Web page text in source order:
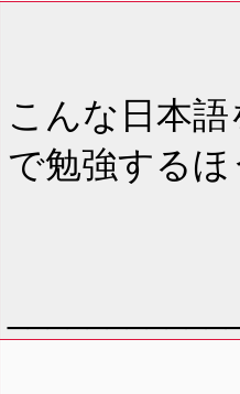
こんな日本
で勉強する